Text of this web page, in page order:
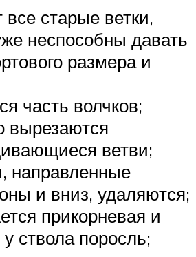
старые ветки,
неспособны давать
размера и
часть волчков;
вырезаются
ветви;
направленные
и вниз, удаляются;
прикорневая и
ствола поросль;